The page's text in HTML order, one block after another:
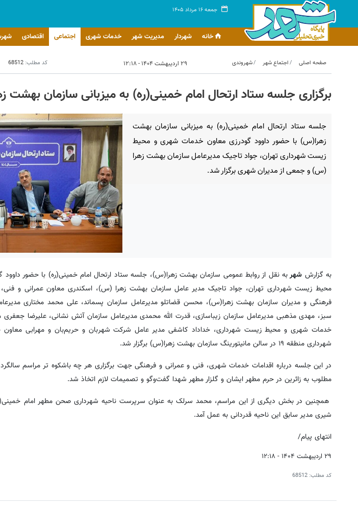
جمعه ۱۶ مرداد ۱۴۰۵
خانه شهردار مدیریت شهر خدمات شهری اجتماعی اقتصادی
صفحه اصلی اجتماع شهر شهروندی ۲۹ اردیبهشت ۱۴۰۴ - ۱۲:۱۸ کد مطلب: 68512
برگزاری جلسه ستاد ارتحال امام خمینی(ره) به میزبانی سازمان
جلسه ستاد ارتحال امام خمینی(ره) به میزبانی سازمان بهشت
زهرا(س) با حضور داوود گودرزی معاون خدمات شهری و محیط
زیست شهرداری تهران، جواد تاجیک مدیرعامل سازمان بهشت زهرا
(س) و جمعی از مدیران شهری برگزار شد.
به گزارش شهربه نقل از روابط عمومی سازمان بهشت زهرا(س)، جلسه ستاد ارتحال امام خمینی(ره) با حضور
محیط زیست شهرداری تهران، جواد تاجیک مدیر عامل سازمان بهشت زهرا (س)، اسکندری معاون عمرانی و
فرهنگی و مدیران سازمان بهشت زهرا(س)، محسن قضاتلو مدیرعامل سازمان پسماند، علی محمد مختاری
سبز، مهدی مذهبی مدیرعامل سازمان زیباسازی، قدرت الله محمدی مدیرعامل سازمان آتش نشانی، علیرضا
خدمات شهری و محیط زیست شهرداری، خداداد کاشفی مدیر عامل شرکت شهربان و حریم‌بان و مهرابی
شهرداری منطقه ۱۹ در سالن مانیتورینگ سازمان بهشت زهرا(س) برگزار شد.
در این جلسه درباره اقدامات خدمات شهری، فنی و عمرانی و فرهنگی جهت برگزاری هر چه باشکوه تر مراسم سالگرد
مطلوب به زائرین در حرم مطهر ایشان و گلزار مطهر شهدا گفت‌وگو و تصمیمات لازم اتخاذ شد.
همچنین در بخش دیگری از این مراسم، محمد سرلک به عنوان سرپرست ناحیه شهرداری صحن مطهر امام
شیری مدیر سابق این ناحیه قدردانی به عمل آمد.
انتهای پیام/
۲۹ اردیبهشت ۱۴۰۴ - ۱۲:۱۸
کد مطلب: 68512